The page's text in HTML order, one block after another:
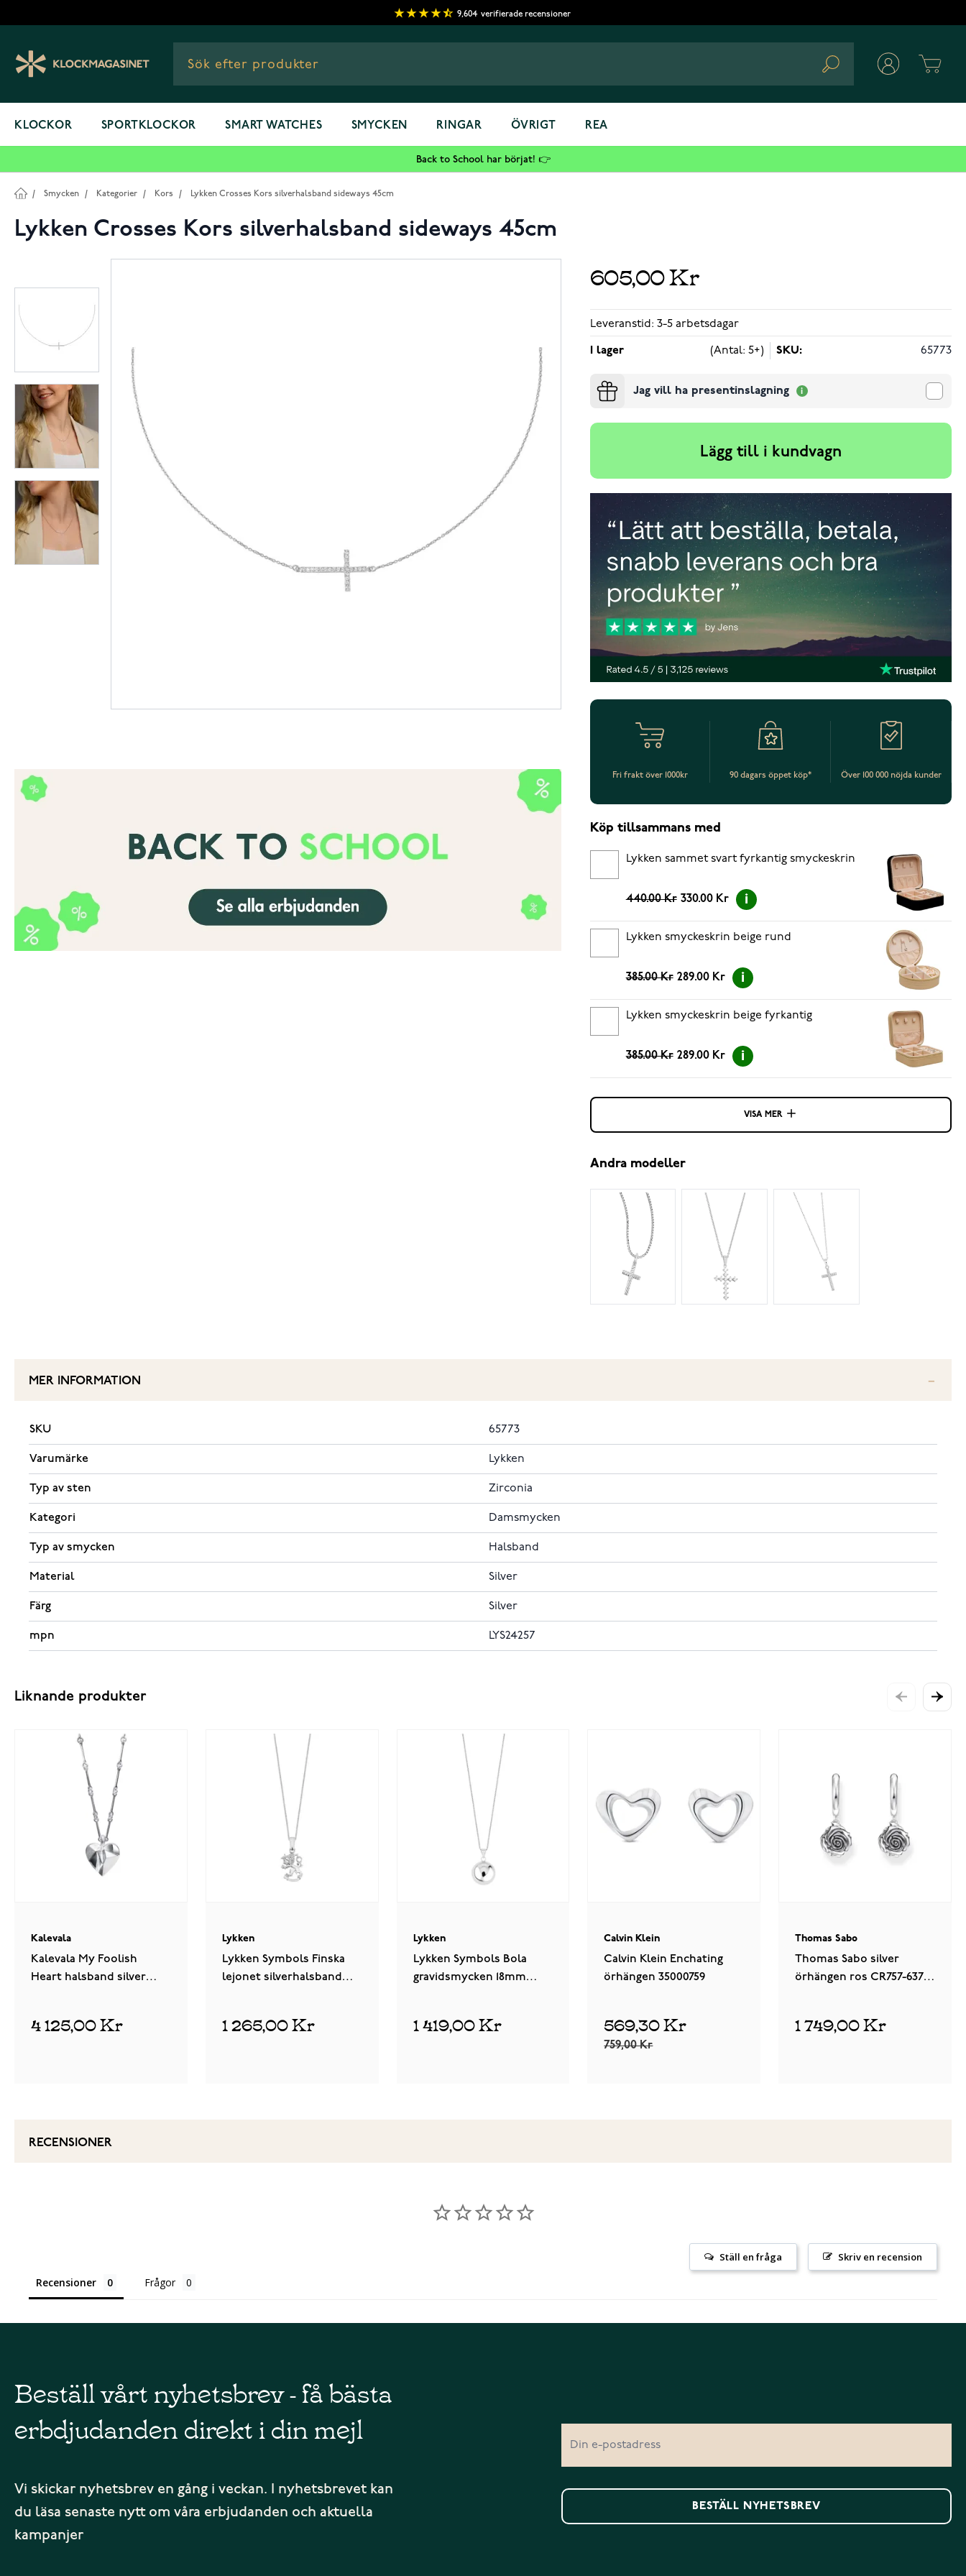
9,604 verifierade recensioner
Search
KLOCKOR SPORTKLOCKOR SMART WATCHES SMYCKEN RINGAR ÖVRIGT REA
Back to School har börjat! 👉
/ Smycken / Kategorier / Kors / Lykken Crosses Kors silverhalsband sideways 45cm
Lykken Crosses Kors silverhalsband sideways 45cm
605,00 Kr
Leveranstid: 3-5 arbetsdagar
I lager (Antal: 5+) SKU: 65773
Jag vill ha presentinslagning
Lägg till i kundvagn
Fri frakt över 1000kr 90 dagars öppet köp* Över 100 000 nöjda kunder
Köp tillsammans med
Lykken sammet svart fyrkantig smyckeskrin
440.00 Kr 330.00 Kr
Lykken smyckeskrin beige rund
385.00 Kr 289.00 Kr
Lykken smyckeskrin beige fyrkantig
385.00 Kr 289.00 Kr
VISA MER
Andra modeller
MER INFORMATION
SKU 65773
Varumärke Lykken
Typ av sten Zirconia
Kategori Damsmycken
Typ av smycken Halsband
Material Silver
Färg Silver
mpn LYS24257
Liknande produkter
Kalevala
Kalevala My Foolish
Heart halsband silver
4 125,00 Kr
Lykken
Lykken Symbols Finska
lejonet silverhalsband
1 265,00 Kr
Lykken
Lykken Symbols Bola
gravidsmycken 18mm
1 419,00 Kr
Calvin Klein
Calvin Klein Enchating
örhängen 35000759
569,30 Kr
759,00 Kr
Thomas Sabo
Thomas Sabo silver
örhängen ros CR757-637-
1 749,00 Kr
RECENSIONER
Skriv en recension
Ställ en fråga
Recensioner Frågor
Beställ vårt nyhetsbrev - få bästa
erbdjudanden direkt i din mejl
Vi skickar nyhetsbrev en gång i veckan. I nyhetsbrevet kan
du läsa senaste nytt om våra erbjudanden och aktuella
kampanjer
BESTÄLL NYHETSBREV